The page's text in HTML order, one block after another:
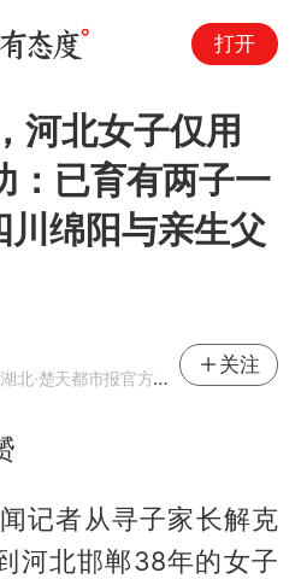
打开
河北女子仅用
：已育有两子一
川绵阳与亲生父
湖北·楚天都市报官方网易号
关注
记者从寻子家长解克
河北邯郸38年的女子